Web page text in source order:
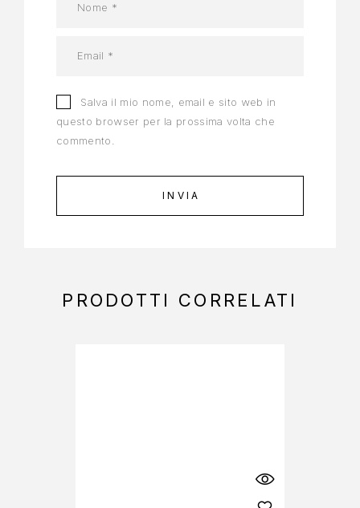
Salva il mio nome, email e sito web in
questo browser per la prossima volta che
commento.
PRODOTTI CORRELATI